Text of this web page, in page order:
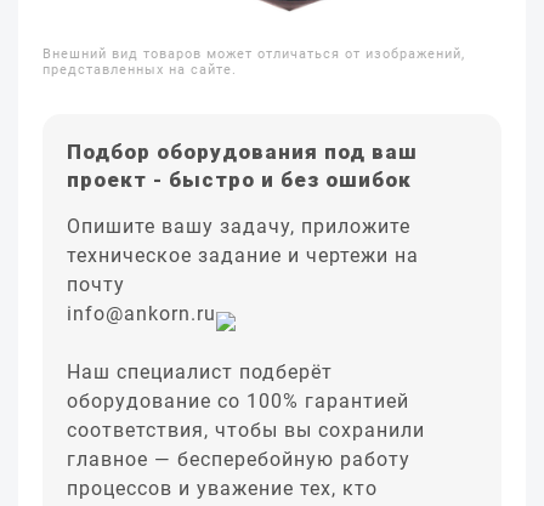
Внешний вид товаров может отличаться от изображений,
представленных на сайте.
Подбор оборудования под ваш
проект - быстро и без ошибок
Опишите вашу задачу, приложите
техническое задание и чертежи на
почту
info@ankorn.ru
Наш специалист подберёт
оборудование со 100% гарантией
соответствия, чтобы вы сохранили
главное — бесперебойную работу
процессов и уважение тех, кто